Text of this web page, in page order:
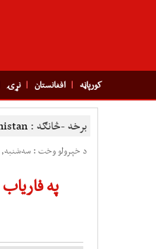
کورپاڼه افغانستان نړۍ
برخه -څانګه :
د خپرولو وخت : سه‌شنبه, 6 آوریل , 2021
په